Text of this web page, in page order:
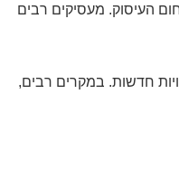
העיסוק. מעסיקים רבים
חדשות. במקרים רבים,